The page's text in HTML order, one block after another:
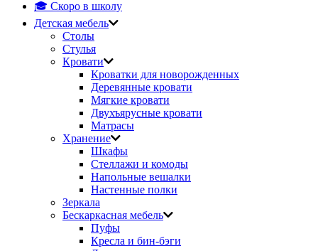
🎓 Скоро в школу
Детская мебель
Столы
Стулья
Кровати
Кроватки для новорожденных
Деревянные кровати
Мягкие кровати
Двухъярусные кровати
Матрасы
Хранение
Шкафы
Стеллажи и комоды
Напольные вешалки
Настенные полки
Зеркала
Бескаркасная мебель
Пуфы
Кресла и бин-бэги